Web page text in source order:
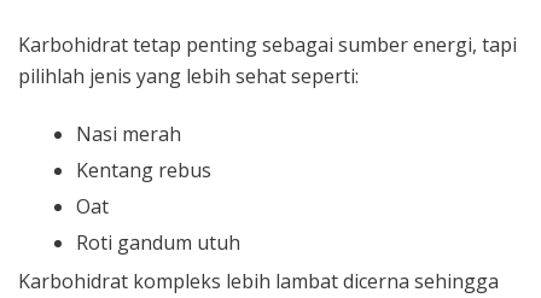
Karbohidrat tetap penting sebagai sumber energi, tapi
pilihlah jenis yang lebih sehat seperti:
Nasi merah
Kentang rebus
Oat
Roti gandum utuh
Karbohidrat kompleks lebih lambat dicerna sehingga